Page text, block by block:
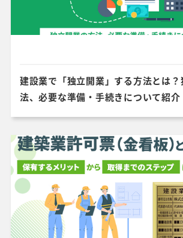
建設業で「独立開業」する方法とは
法、必要な準備・手続きについて紹介